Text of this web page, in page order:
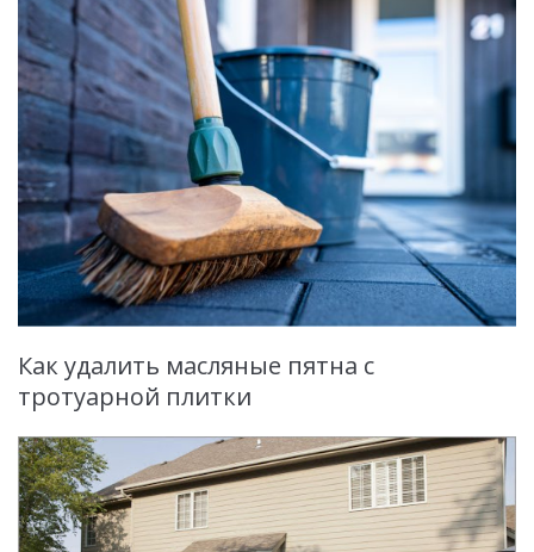
Как удалить масляные пятна с
тротуарной плитки